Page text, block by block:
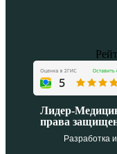
Лидер-
права
Разработка